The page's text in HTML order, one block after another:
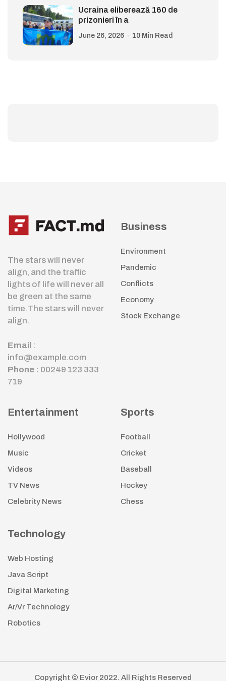
Ucraina eliberează 160 de
prizonieri în a
June 26, 2026 10 Min Read
The stars will never
align, and the traffic
lights of life will never all
be green at the same
time.The stars will never
align.
Email :
info@example.com
Phone : 00249 123 333
719
Business
Environment
Pandemic
Conflicts
Economy
Stock Exchange
Entertainment
Hollywood
Music
Videos
TV News
Celebrity News
Sports
Football
Cricket
Baseball
Hockey
Chess
Technology
Web Hosting
Java Script
Digital Marketing
Ar/Vr Technology
Robotics
Copyright © Evior 2022. All Rights Reserved